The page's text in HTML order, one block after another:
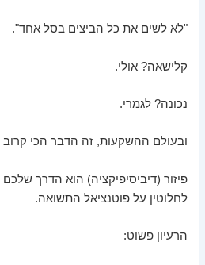
"לא לשים את כל הביצים בסל אחד".
קלישאה? אולי.
נכונה? לגמרי.
ובעולם ההשקעות, זה הדבר הכי
פיזור (דיביסיפיקציה) הוא הדרך
לחלוטין על פוטנציאל התשואה.
הרעיון פשוט: